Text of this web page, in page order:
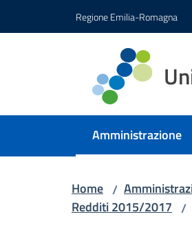
Regione Emilia-Romagna
Amministrazione
Menu selezionato
Home /
Redditi 2015/2017 /